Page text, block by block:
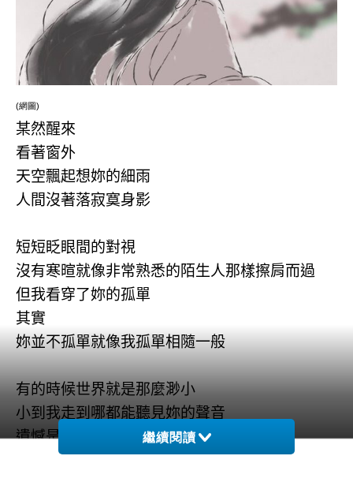
(網圖)
某然醒來
看著窗外
天空飄起想妳的細雨
人間沒著落寂寞身影
短短眨眼間的對視
沒有寒暄就像非常熟悉的陌生人那樣擦肩而過
但我看穿了妳的孤單
其實
妳並不孤單就像我孤單相隨一般
有的時候世界就是那麼渺小
小到我走到哪都能聽見妳的聲音
遺憾是在這麼渺小的世界
繼續閱讀